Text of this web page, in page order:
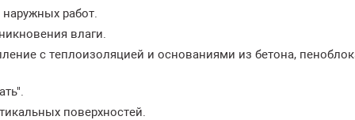
работ.
влаги.
с теплоизоляцией и основаниями из бетона,
поверхностей.